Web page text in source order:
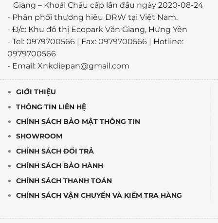
Giang – Khoái Châu cấp lần đầu ngày 2020-08-24
- Phân phối thương hiêu DRW tại Việt Nam.
- Đ/c: Khu đô thị Ecopark Văn Giang, Hưng Yên
- Tel: 0979700566 | Fax: 0979700566 | Hotline:
0979700566
- Email: Xnkdiepan@gmail.com
GIỚI THIỆU
THÔNG TIN LIÊN HỆ
CHÍNH SÁCH BẢO MẬT THÔNG TIN
SHOWROOM
CHÍNH SÁCH ĐỔI TRẢ
CHÍNH SÁCH BẢO HÀNH
CHÍNH SÁCH THANH TOÁN
CHÍNH SÁCH VẬN CHUYỂN VÀ KIỂM TRA HÀNG